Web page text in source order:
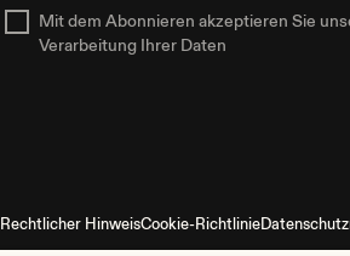
Mit dem Abonnieren akzeptieren Sie
Verarbeitung Ihrer Daten
Rechtlicher HinweisCookie-Richtlinie